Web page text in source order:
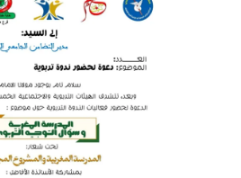
الأولى: المدرسة
الميدان – اليوم 24